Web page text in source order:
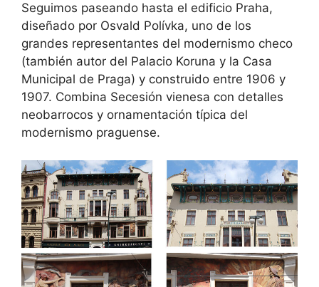
Seguimos paseando hasta el edificio Praha,
diseñado por Osvald Polívka, uno de los
grandes representantes del modernismo checo
(también autor del Palacio Koruna y la Casa
Municipal de Praga) y construido entre 1906 y
1907. Combina Secesión vienesa con detalles
neobarrocos y ornamentación típica del
modernismo praguense.